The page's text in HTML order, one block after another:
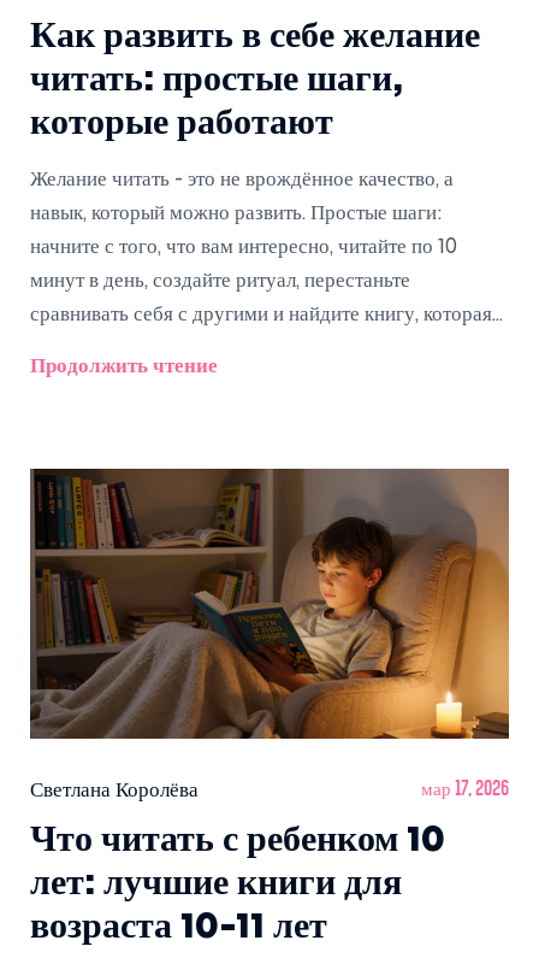
Как развить в себе желание
читать: простые шаги,
которые работают
Желание читать - это не врождённое качество, а
навык, который можно развить. Простые шаги:
начните с того, что вам интересно, читайте по 10
минут в день, создайте ритуал, перестаньте
сравнивать себя с другими и найдите книгу, которая
Продолжить чтение
Светлана Королёва мар 17, 2026
Что читать с ребенком 10
лет: лучшие книги для
возраста 10-11 лет